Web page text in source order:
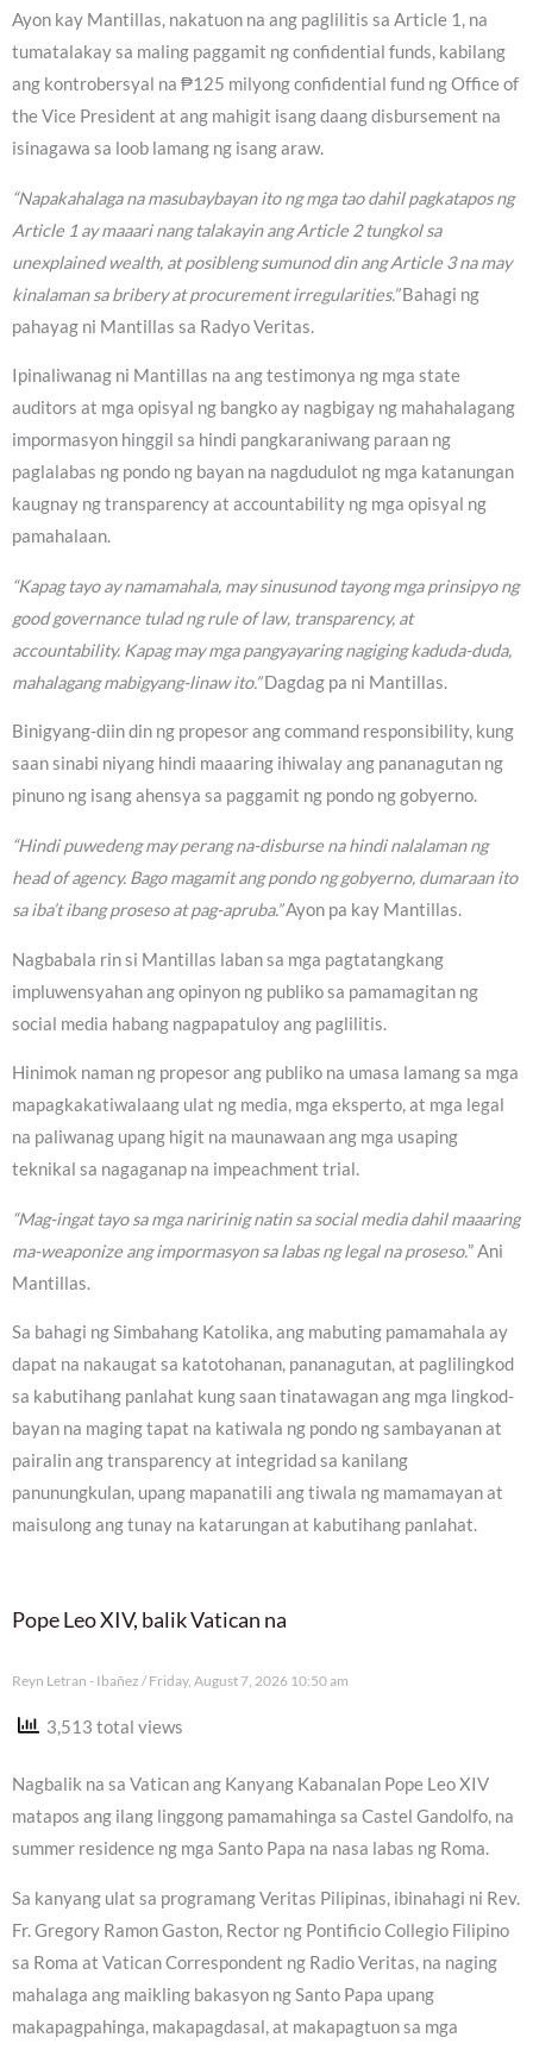
Ayon kay Mantillas, nakatuon na ang paglilitis sa Article 1, na
tumatalakay sa maling paggamit ng confidential funds, kabilang
ang kontrobersyal na ₱125 milyong confidential fund ng Office of
the Vice President at ang mahigit isang daang disbursement na
isinagawa sa loob lamang ng isang araw.
“Napakahalaga na masubaybayan ito ng mga tao dahil pagkatapos ng
Article 1 ay maaari nang talakayin ang Article 2 tungkol sa
unexplained wealth, at posibleng sumunod din ang Article 3 na may
kinalaman sa bribery at procurement irregularities.”Bahagi ng
pahayag ni Mantillas sa Radyo Veritas.
Ipinaliwanag ni Mantillas na ang testimonya ng mga state
auditors at mga opisyal ng bangko ay nagbigay ng mahahalagang
impormasyon hinggil sa hindi pangkaraniwang paraan ng
paglalabas ng pondo ng bayan na nagdudulot ng mga katanungan
kaugnay ng transparency at accountability ng mga opisyal ng
pamahalaan.
“Kapag tayo ay namamahala, may sinusunod tayong mga prinsipyo ng
good governance tulad ng rule of law, transparency, at
accountability. Kapag may mga pangyayaring nagiging kaduda-duda,
mahalagang mabigyang-linaw ito.”Dagdag pa ni Mantillas.
Binigyang-diin din ng propesor ang command responsibility, kung
saan sinabi niyang hindi maaaring ihiwalay ang pananagutan ng
pinuno ng isang ahensya sa paggamit ng pondo ng gobyerno.
“Hindi puwedeng may perang na-disburse na hindi nalalaman ng
head of agency. Bago magamit ang pondo ng gobyerno, dumaraan ito
sa iba’t ibang proseso at pag-apruba.”Ayon pa kay Mantillas.
Nagbabala rin si Mantillas laban sa mga pagtatangkang
impluwensyahan ang opinyon ng publiko sa pamamagitan ng
social media habang nagpapatuloy ang paglilitis.
Hinimok naman ng propesor ang publiko na umasa lamang sa mga
mapagkakatiwalaang ulat ng media, mga eksperto, at mga legal
na paliwanag upang higit na maunawaan ang mga usaping
teknikal sa nagaganap na impeachment trial.
“Mag-ingat tayo sa mga naririnig natin sa social media dahil maaaring
ma-weaponize ang impormasyon sa labas ng legal na proseso.” Ani
Mantillas.
Sa bahagi ng Simbahang Katolika, ang mabuting pamamahala ay
dapat na nakaugat sa katotohanan, pananagutan, at paglilingkod
sa kabutihang panlahat kung saan tinatawagan ang mga lingkod-
bayan na maging tapat na katiwala ng pondo ng sambayanan at
pairalin ang transparency at integridad sa kanilang
panunungkulan, upang mapanatili ang tiwala ng mamamayan at
maisulong ang tunay na katarungan at kabutihang panlahat.
Pope Leo XIV, balik Vatican na
Reyn Letran - Ibañez Friday, August 7, 2026 10:50 am
3,513 total views
Nagbalik na sa Vatican ang Kanyang Kabanalan Pope Leo XIV
matapos ang ilang linggong pamamahinga sa Castel Gandolfo, na
summer residence ng mga Santo Papa na nasa labas ng Roma.
Sa kanyang ulat sa programang Veritas Pilipinas, ibinahagi ni Rev.
Fr. Gregory Ramon Gaston, Rector ng Pontificio Collegio Filipino
sa Roma at Vatican Correspondent ng Radio Veritas, na naging
mahalaga ang maikling bakasyon ng Santo Papa upang
makapagpahinga, makapagdasal, at makapagtuon sa mga